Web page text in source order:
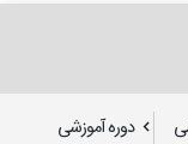
دوره آموزشی